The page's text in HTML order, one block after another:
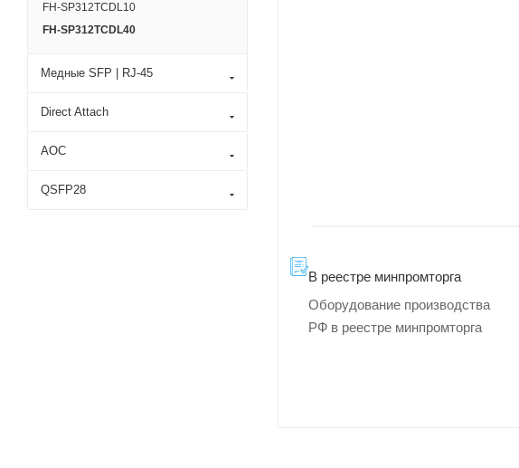
В реестре минпромторга
Оборудование производства
РФ в реестре минпромторга
FH-SP312TCDL10
FH-SP312TCDL40
Медные SFP | RJ-45
Direct Attach
AOC
QSFP28